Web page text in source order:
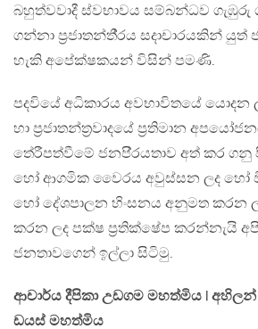
බහුත්වවාදී ස්වභාවය සම්බන්ධව ගැඹුරු
ගන්නා ප‍්‍රජාතන්තී‍්‍රය සදාචාරයකින්
හැකි අපේක්ෂකයන් විසින් පමණි.
පදවියේ අධිකාරය අවභාවිතයේ යොදන
හා ප‍්‍රජාතන්ත‍්‍රවාදයේ ප‍්‍රතිමාන
තේරීපත්වීමේ ජනපි‍්‍රයතාව අත් කර ගනු
හෝ ආගමික වෛරය අවුස්සන ලද හෝ
හෝ දේශපාලන හිංසනය අනුමත කරන
කරන ලද පක්ෂ ප‍්‍රතික්ෂේප කරන්නැයි
ජනතාවගෙන් ඉල්ලා සිටිමු.
ආචාර්ය දීපිකා උඩගම මහත්මිය | අහිලන්
ඩයස් මහත්මිය